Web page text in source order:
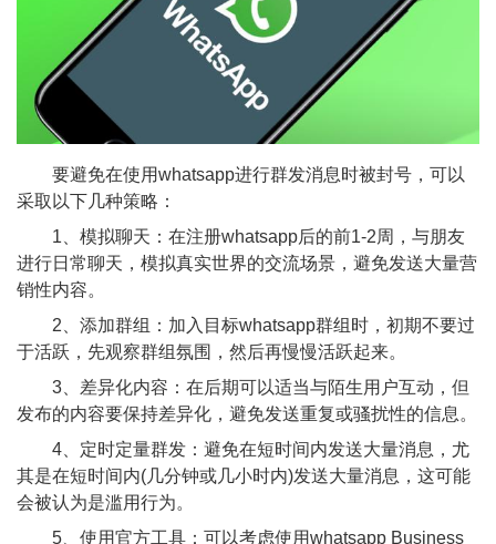
要避免在使用whatsapp进行群发消息时被封号，可以
采取以下几种策略：
1、模拟聊天：在注册whatsapp后的前1-2周，与朋友
进行日常聊天，模拟真实世界的交流场景，避免发送大量营
销性内容。
2、添加群组：加入目标whatsapp群组时，初期不要过
于活跃，先观察群组氛围，然后再慢慢活跃起来。
3、差异化内容：在后期可以适当与陌生用户互动，但
发布的内容要保持差异化，避免发送重复或骚扰性的信息。
4、定时定量群发：避免在短时间内发送大量消息，尤
其是在短时间内(几分钟或几小时内)发送大量消息，这可能
会被认为是滥用行为。
5、使用官方工具：可以考虑使用whatsapp Business